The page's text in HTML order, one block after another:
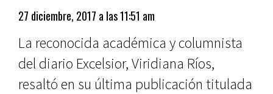
27 diciembre, 2017 a las 11:51 am
La reconocida académica y columnista
del diario Excelsior, Viridiana Ríos,
resaltó en su última publicación titulada